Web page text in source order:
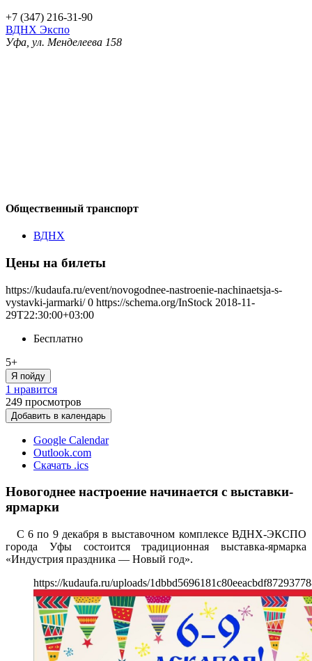
+7 (347) 216-31-90
ВДНХ Экспо
Уфа, ул. Менделеева 158
Общественный транспорт
ВДНХ
Цены на билеты
https://kudaufa.ru/event/novogodnee-nastroenie-nachinaetsja-s-
vystavki-jarmarki/ 0 https://schema.org/InStock 2018-11-
29T22:30:00+03:00
Бесплатно
5+
Я пойду
1 нравится
249 просмотров
Добавить в календарь
Google Calendar
Outlook.com
Скачать .ics
Новогоднее настроение начинается с выставки-
ярмарки
С 6 по 9 декабря в выставочном комплексе ВДНХ-ЭКСПО
города Уфы состоится традиционная выставка-ярмарка
«Индустрия праздника — Новый год».
https://kudaufa.ru/uploads/